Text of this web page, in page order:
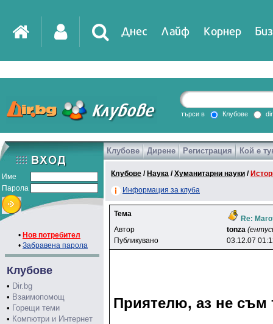
Днес Лайф Корнер
DirTV Impressio
Games
търси в Клубове
Име
Парола
• Нов потребител
• Забравена парола
Клубове
• Dir.bg
• Взаимопомощ
• Горещи теми
• Компютри и Интернет
Клубове Дирене Регистрация Кой е
Клубове / Наука /Хуманитарни науки /
Информация за клуба
Тема
Re:
Автор
tonza
Публикувано
03.12.07
Приятелю, аз не съм